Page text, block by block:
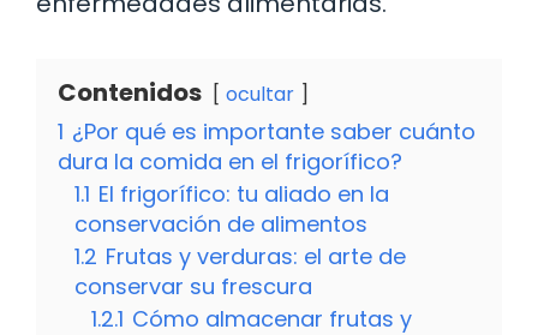
Contenidos ocultar
1 ¿Por qué es importante saber cuánto
dura la comida en el frigorífico?
1.1 El frigorífico: tu aliado en la
conservación de alimentos
1.2 Frutas y verduras: el arte de
conservar su frescura
1.2.1 Cómo almacenar frutas y